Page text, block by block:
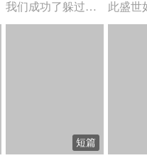
我们成功了躲过了
政治寒冬，迎来了
此盛世
短篇